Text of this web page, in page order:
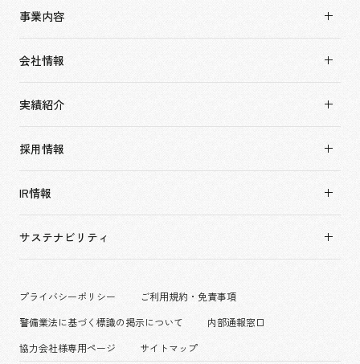
事業内容
会社情報
ソーシャルグッド
会社概要・アクセス
役員構成・組織図
実績紹介
アーバン & リテール
ホスピタリティ
コーポレート
コンベンション & イベント
パブリック
採用情報
キャリア採用
働く環境
IR情報
サステナビリティ
プライバシーポリシー
ご利用規約・免責事項
警備業法に基づく標識の掲示について
内部通報窓口
協力会社様専用ページ
サイトマップ